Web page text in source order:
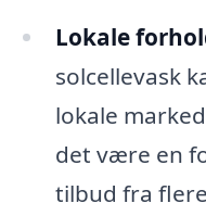
Lokale
solcellevask
lokale
det være en
tilbud fra